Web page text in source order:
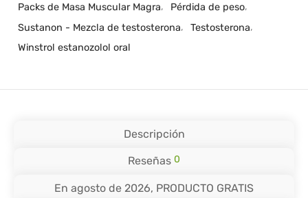
Packs de Masa Muscular Magra, Pérdida de peso,
Sustanon - Mezcla de testosterona, Testosterona,
Winstrol estanozolol oral
Descripción
Reseñas 0
En agosto de 2026, PRODUCTO GRATIS